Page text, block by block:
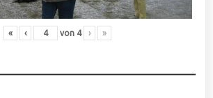
« ‹ von 4 › »